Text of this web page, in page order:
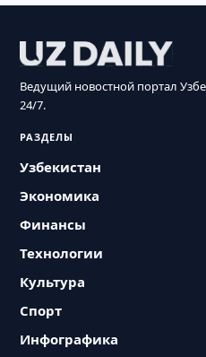
Ведущий новостной портал
24/7.
РАЗДЕЛЫ
Узбекистан
Экономика
Финансы
Технологии
Культура
Спорт
Инфографика